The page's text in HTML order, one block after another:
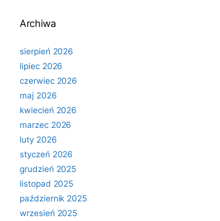
Archiwa
sierpień 2026
lipiec 2026
czerwiec 2026
maj 2026
kwiecień 2026
marzec 2026
luty 2026
styczeń 2026
grudzień 2025
listopad 2025
październik 2025
wrzesień 2025